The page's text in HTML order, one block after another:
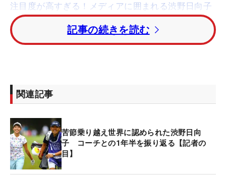
注目度が高すぎる！メディアに囲まれる渋野日向子
【写真】
■大偉業を達成して
「僕らの頭が追い付かないくらいです。42年ぶりの
日本人によるメジャー制覇ですし、そこそこは騒が
―海外メジャーを制したという実感はありますか？
「優勝が決まった時はうれしいけど、『勝っちゃっ
た』くらいの気持ちでした。どれほどすごいことを
記事の続きを読む
関連記事
苦節乗り越え世界に認められた渋野日向
子 コーチとの1年半を振り返る【記者の
目】